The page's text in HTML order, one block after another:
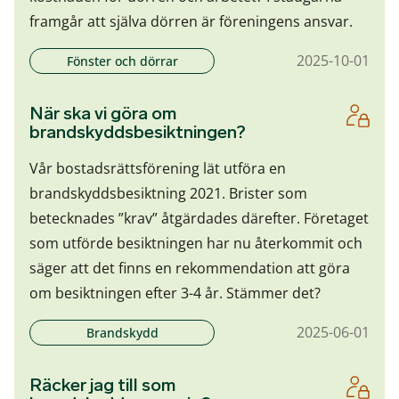
framgår att själva dörren är föreningens ansvar.
Fönster och dörrar 2025-10-01
När ska vi göra om
brandskyddsbesiktningen?
Vår bostadsrättsförening lät utföra en
brandskyddsbesiktning 2021. Brister som
betecknades ”krav” åtgärdades därefter. Företaget
som utförde besiktningen har nu återkommit och
säger att det finns en rekommendation att göra
om besiktningen efter 3-4 år. Stämmer det?
Brandskydd 2025-06-01
Räcker jag till som